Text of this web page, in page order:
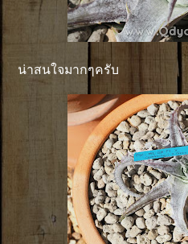
น่าสนใจมากๆครับ